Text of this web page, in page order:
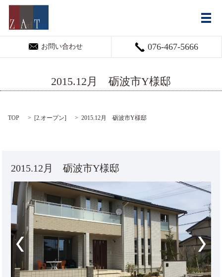
お問い合わせ 076-467-5666
メ
2015.12月 砺波市Y様邸
TOP [2.オープン] 2015.12月 砺波市Y様邸
2015.12月 砺波市Y様邸